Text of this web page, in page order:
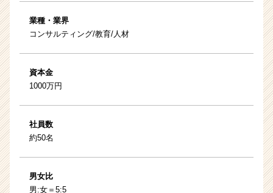
業種・業界
コンサルティング/教育/人材
資本金
1000万円
社員数
約50名
男女比
男:女＝5:5